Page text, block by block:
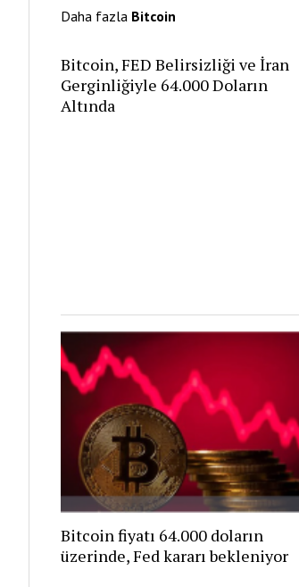
Daha fazla Bitcoin
Bitcoin, FED Belirsizliği ve İran
Gerginliğiyle 64.000 Doların
Altında
Bitcoin fiyatı 64.000 doların
üzerinde, Fed kararı bekleniyor